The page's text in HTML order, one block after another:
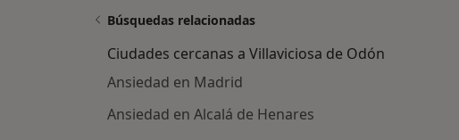
Búsquedas relacionadas
Ciudades cercanas a Villaviciosa de Odón
Ansiedad en Madrid
Ansiedad en Alcalá de Henares